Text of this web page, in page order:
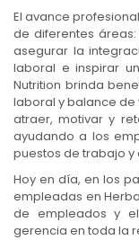
El avance
de diferentes
asegurar la
laboral e inspirar
Nutrition brinda
laboral y balance de
atraer, motivar y
ayudando a los
puestos de trabajo y
Hoy en día, en los
empleadas en
de empleados y
gerencia en toda la